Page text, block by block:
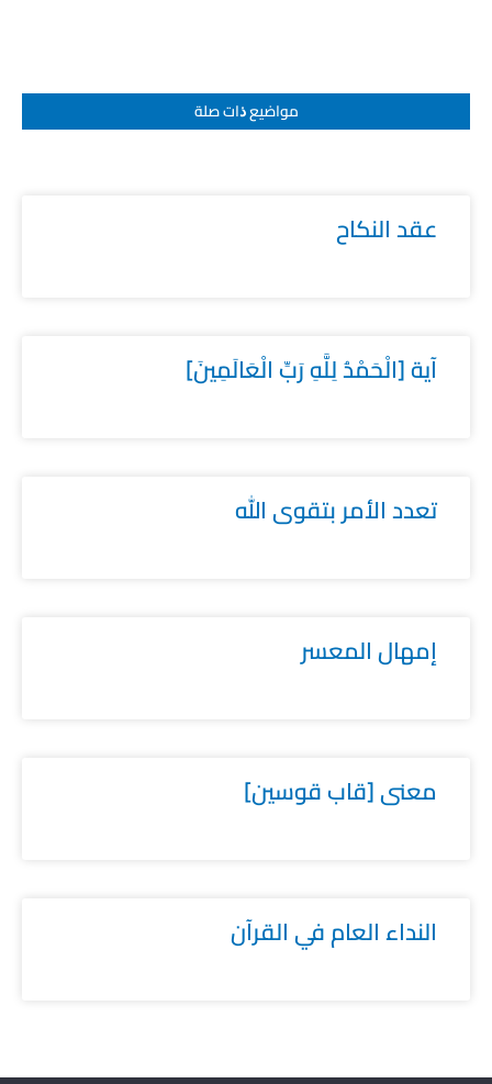
مواضيع ﺫات صلة
عقد النكاح
آية [الْحَمْدُ لِلَّهِ رَبِّ الْعَالَمِينَ]
تعدد الأمر بتقوى الله
إمهال المعسر
معنى [قاب قوسين]
النداء العام في القرآن